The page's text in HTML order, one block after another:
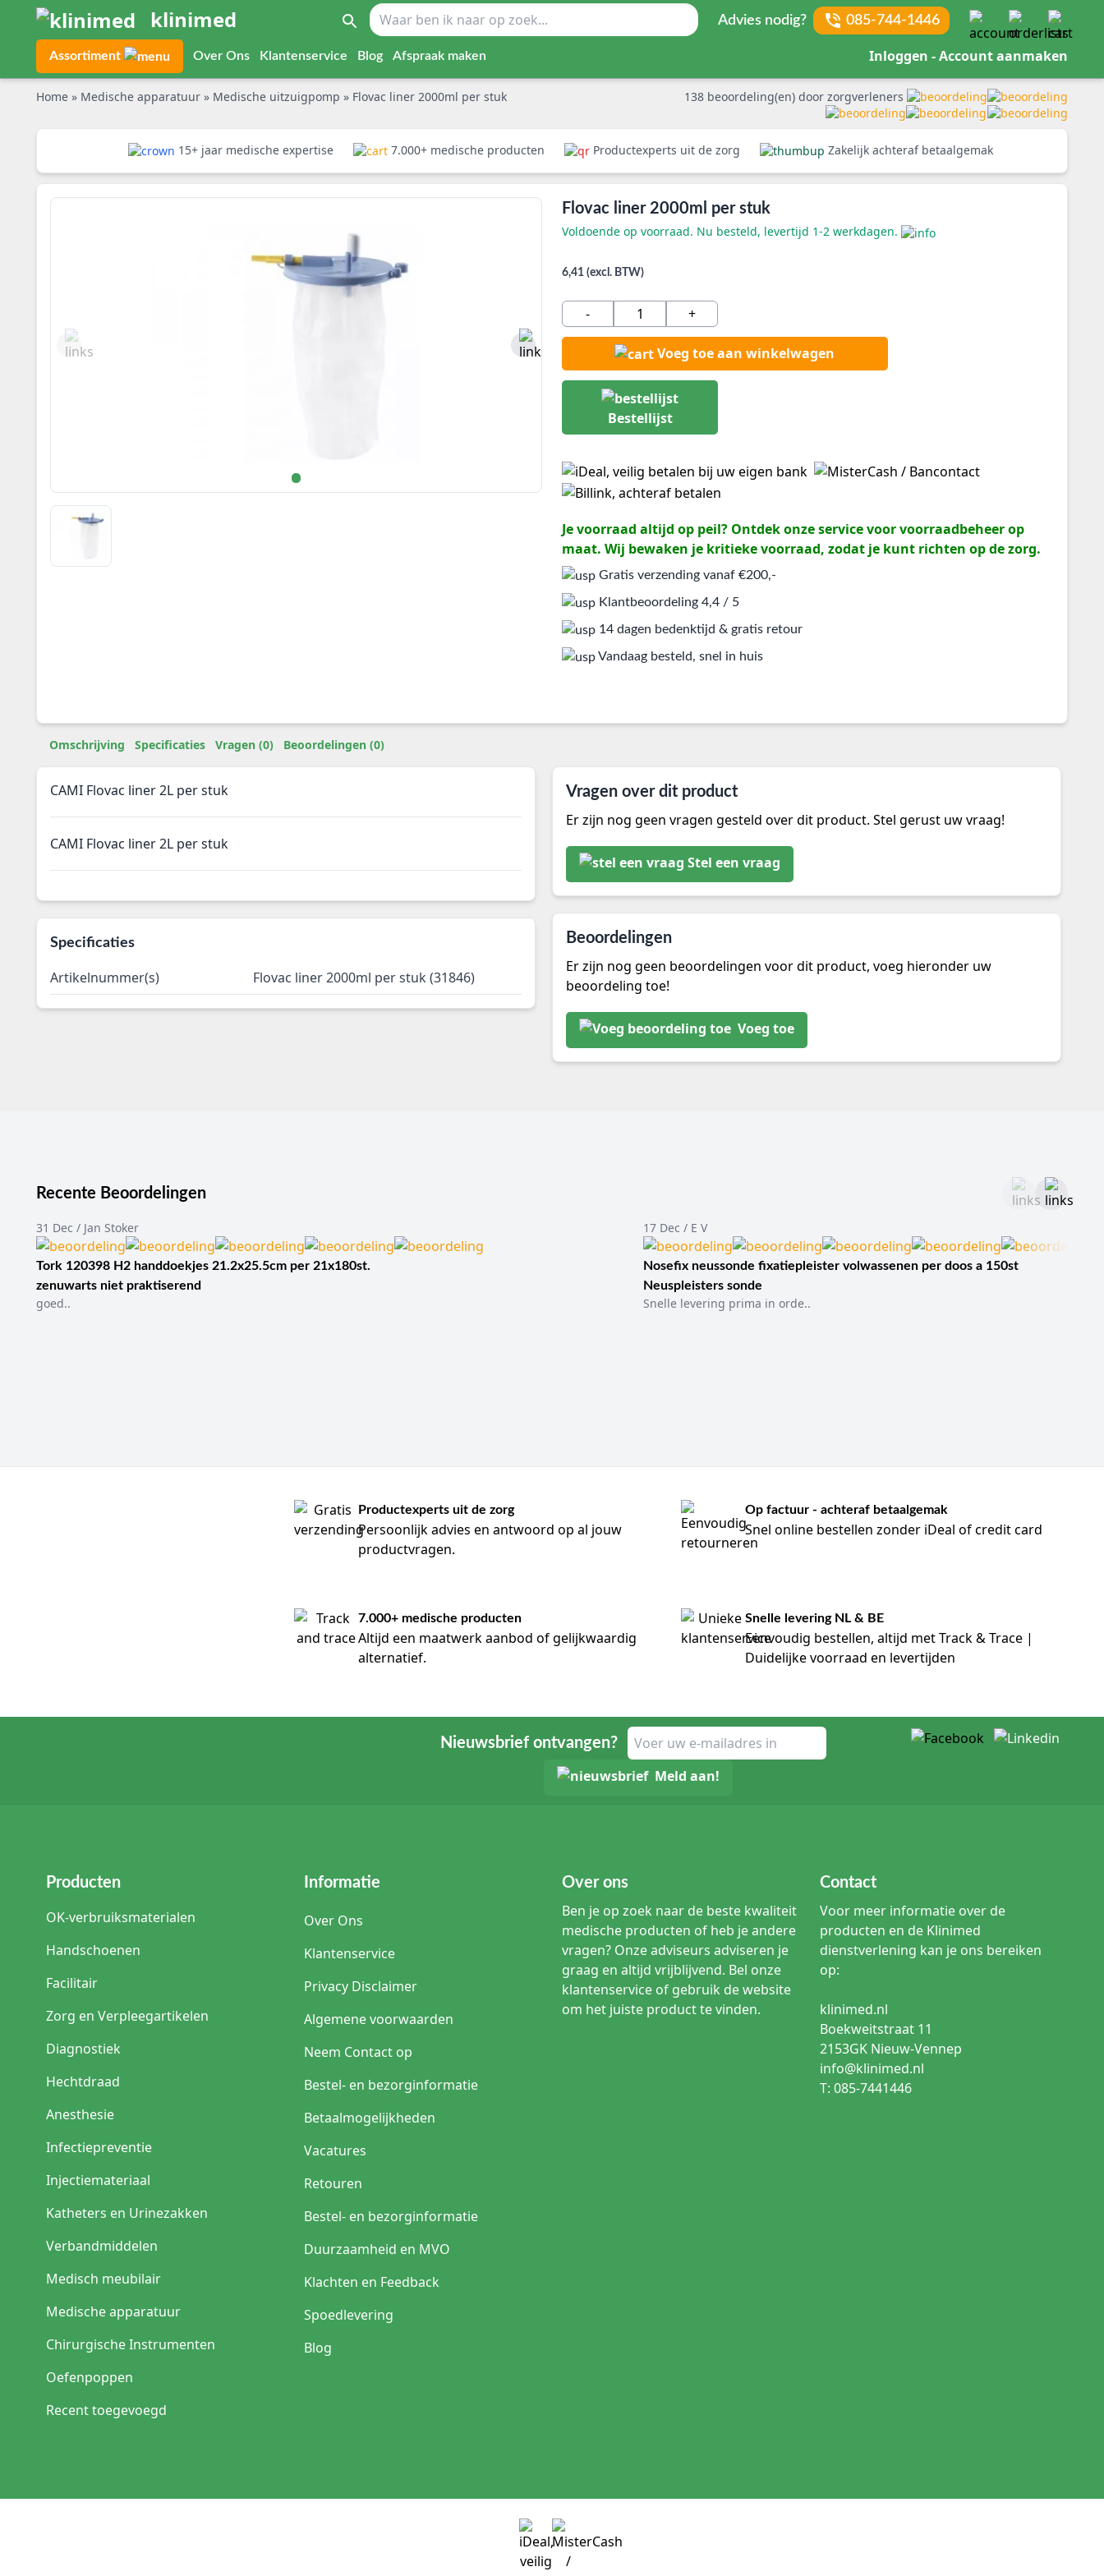
klinimed Advies nodig? 085-744-1446
Assortiment Over Ons Klantenservice Blog Afspraak maken Inloggen - Account aanmaken
Home » Medische apparatuur » Medische uitzuigpomp » Flovac liner 2000ml per stuk 138 beoordeling(en) door zorgverleners
15+ jaar medische expertise 7.000+ medische producten Productexperts uit de zorg Zakelijk achteraf betaalgemak
Flovac liner 2000ml per stuk
Voldoende op voorraad. Nu besteld, levertijd 1-2 werkdagen.
6,41 (excl. BTW)
- +
Voeg toe aan winkelwagen
Bestellijst
Je voorraad altijd op peil? Ontdek onze service voor voorraadbeheer op
maat. Wij bewaken je kritieke voorraad, zodat je kunt richten op de zorg.
Gratis verzending vanaf €200,-
Klantbeoordeling 4,4 / 5
14 dagen bedenktijd & gratis retour
Vandaag besteld, snel in huis
Omschrijving Specificaties Vragen (0) Beoordelingen (0)
CAMI Flovac liner 2L per stuk
CAMI Flovac liner 2L per stuk
Specificaties
Artikelnummer(s) Flovac liner 2000ml per stuk (31846)
Vragen over dit product
Er zijn nog geen vragen gesteld over dit product. Stel gerust uw vraag!
Stel een vraag
Beoordelingen
Er zijn nog geen beoordelingen voor dit product, voeg hieronder uw
beoordeling toe!
Voeg toe
Recente Beoordelingen
31 Dec / Jan Stoker
Tork 120398 H2 handdoekjes 21.2x25.5cm per 21x180st.
zenuwarts niet praktiserend
goed..
17 Dec / E V
Nosefix neussonde fixatiepleister volwassenen per doos a 150st
Neuspleisters sonde
Snelle levering prima in orde..
Productexperts uit de zorg
Persoonlijk advies en antwoord op al jouw
productvragen.
Op factuur - achteraf betaalgemak
Snel online bestellen zonder iDeal of credit card
7.000+ medische producten
Altijd een maatwerk aanbod of gelijkwaardig
alternatief.
Snelle levering NL & BE
Eenvoudig bestellen, altijd met Track & Trace |
Duidelijke voorraad en levertijden
Nieuwsbrief ontvangen?
Meld aan!
Producten
OK-verbruiksmaterialen
Handschoenen
Facilitair
Zorg en Verpleegartikelen
Diagnostiek
Hechtdraad
Anesthesie
Infectiepreventie
Injectiemateriaal
Katheters en Urinezakken
Verbandmiddelen
Medisch meubilair
Medische apparatuur
Chirurgische Instrumenten
Oefenpoppen
Recent toegevoegd
Informatie
Over Ons
Klantenservice
Privacy Disclaimer
Algemene voorwaarden
Neem Contact op
Bestel- en bezorginformatie
Betaalmogelijkheden
Vacatures
Retouren
Bestel- en bezorginformatie
Duurzaamheid en MVO
Klachten en Feedback
Spoedlevering
Blog
Over ons
Ben je op zoek naar de beste kwaliteit
medische producten of heb je andere
vragen? Onze adviseurs adviseren je
graag en altijd vrijblijvend. Bel onze
klantenservice of gebruik de website
om het juiste product te vinden.
Contact
Voor meer informatie over de
producten en de Klinimed
dienstverlening kan je ons bereiken
op:
klinimed.nl
Boekweitstraat 11
2153GK Nieuw-Vennep
info@klinimed.nl
T: 085-7441446